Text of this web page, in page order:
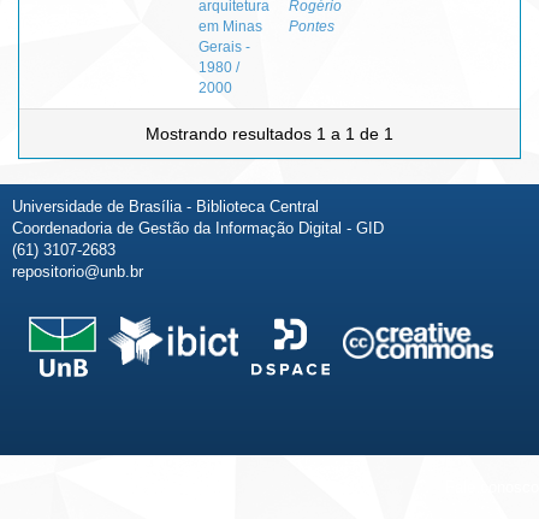
arquitetura
em Minas
Gerais -
1980 /
2000
Rogério
Pontes
Mostrando resultados 1 a 1 de 1
Universidade de Brasília - Biblioteca Central
Coordenadoria de Gestão da Informação Digital - GID
(61) 3107-2683
repositorio@unb.br